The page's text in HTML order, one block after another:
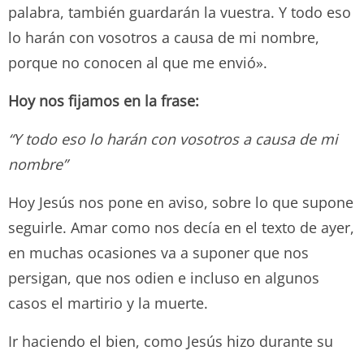
palabra, también guardarán la vuestra. Y todo eso
lo harán con vosotros a causa de mi nombre,
porque no conocen al que me envió».
Hoy nos fijamos en la frase:
“Y todo eso lo harán con vosotros a causa de mi
nombre”
Hoy Jesús nos pone en aviso, sobre lo que supone
seguirle. Amar como nos decía en el texto de ayer,
en muchas ocasiones va a suponer que nos
persigan, que nos odien e incluso en algunos
casos el martirio y la muerte.
Ir haciendo el bien, como Jesús hizo durante su